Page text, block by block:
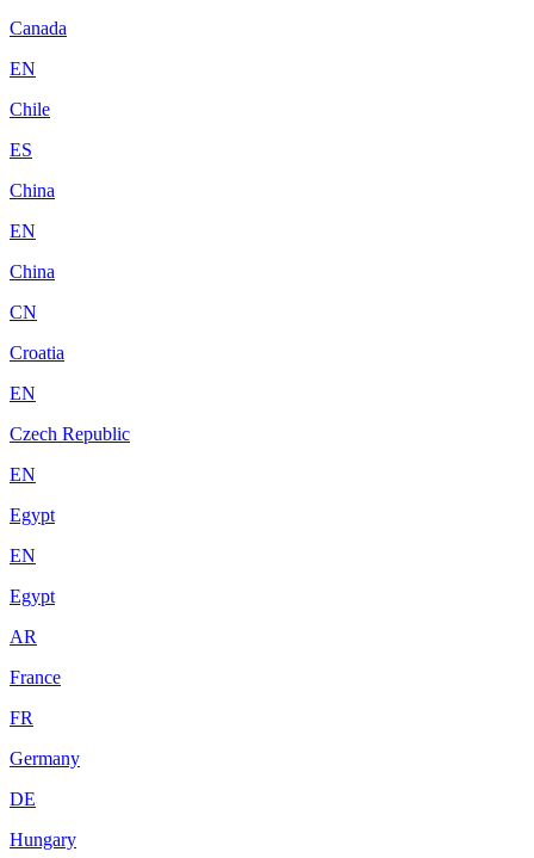
Canada
EN
Chile
ES
China
EN
China
CN
Croatia
EN
Czech Republic
EN
Egypt
EN
Egypt
AR
France
FR
Germany
DE
Hungary